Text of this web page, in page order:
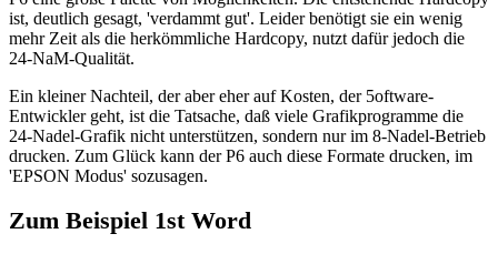
ist, deutlich gesagt, 'verdammt gut'. Leider benötigt sie ein wenig
mehr Zeit als die herkömmliche Hardcopy, nutzt dafür jedoch die
24-NaM-Qualität.
Ein kleiner Nachteil, der aber eher auf Kosten, der 5oftware-
Entwickler geht, ist die Tatsache, daß viele Grafikprogramme die
24-Nadel-Grafik nicht unterstützen, sondern nur im 8-Nadel-Betrieb
drucken. Zum Glück kann der P6 auch diese Formate drucken, im
'EPSON Modus' sozusagen.
Zum Beispiel 1st Word